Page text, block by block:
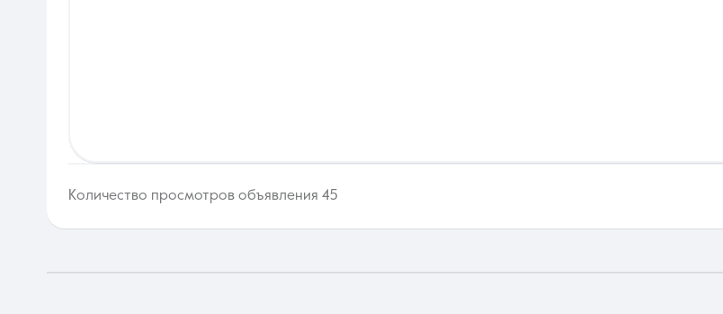
Количество просмотров объявления 45